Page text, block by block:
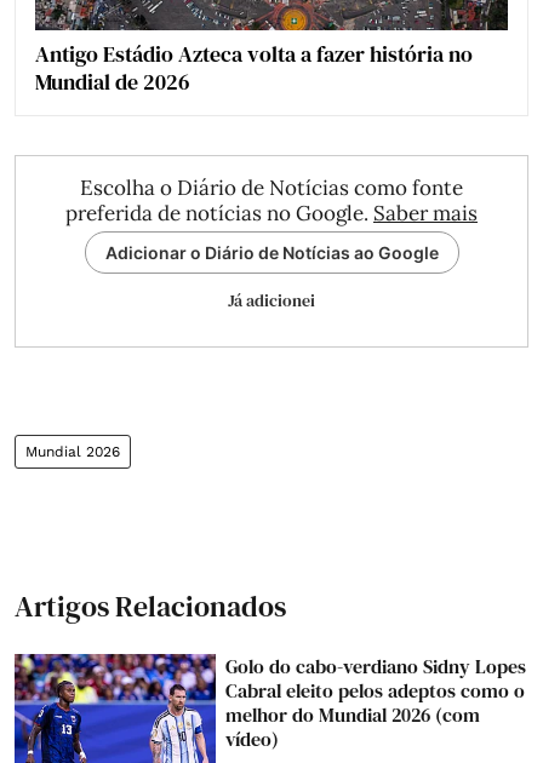
Antigo Estádio Azteca volta a fazer história no
Mundial de 2026
Escolha o Diário de Notícias como fonte
preferida de notícias no Google. Saber mais
Adicionar o Diário de Notícias ao Google
Já adicionei
Mundial 2026
Artigos Relacionados
Golo do cabo-verdiano Sidny Lopes
Cabral eleito pelos adeptos como o
melhor do Mundial 2026 (com
vídeo)